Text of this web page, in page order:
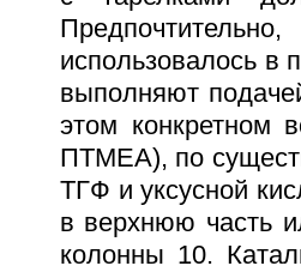
использовалось в
выполняют
этом конкретном
ПТМЕА), по
ТГФ и уксусной
в верхнюю часть
колонны 10.